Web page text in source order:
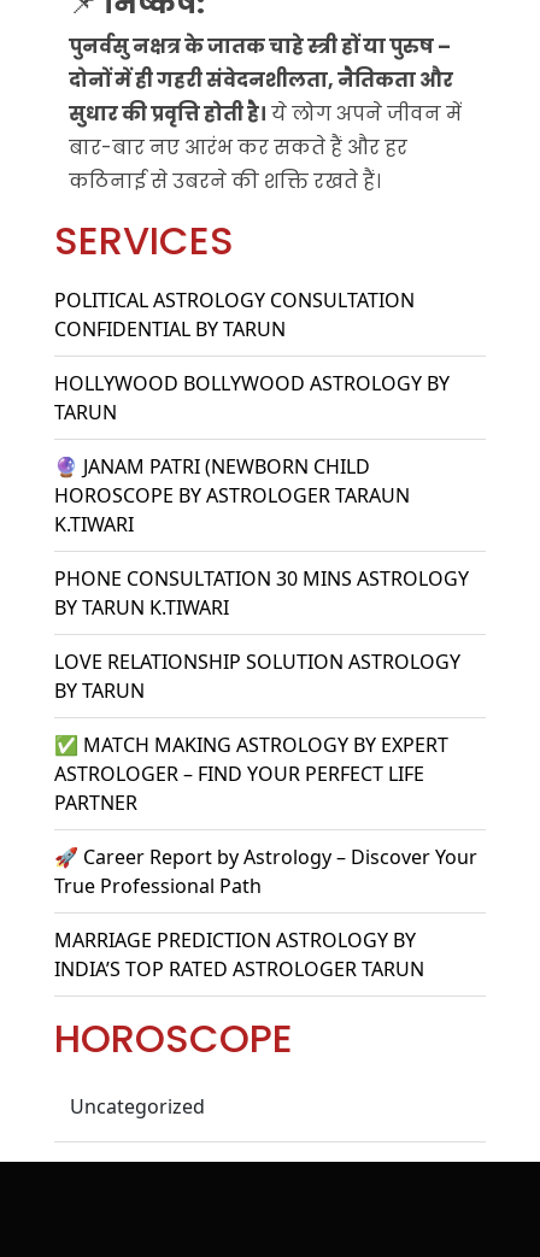
पुनर्वसु नक्षत्र के जातक चाहे स्त्री हों या पुरुष –
दोनों में ही गहरी संवेदनशीलता, नैतिकता और
सुधार की प्रवृत्ति होती है। ये लोग अपने जीवन में
बार-बार नए आरंभ कर सकते हैं और हर
कठिनाई से उबरने की शक्ति रखते हैं।
SERVICES
POLITICAL ASTROLOGY CONSULTATION
CONFIDENTIAL BY TARUN
HOLLYWOOD BOLLYWOOD ASTROLOGY BY
TARUN
🔮 JANAM PATRI (NEWBORN CHILD
HOROSCOPE BY ASTROLOGER TARAUN
K.TIWARI
PHONE CONSULTATION 30 MINS ASTROLOGY
BY TARUN K.TIWARI
LOVE RELATIONSHIP SOLUTION ASTROLOGY
BY TARUN
✅ MATCH MAKING ASTROLOGY BY EXPERT
ASTROLOGER – FIND YOUR PERFECT LIFE
PARTNER
🚀 Career Report by Astrology – Discover Your
True Professional Path
MARRIAGE PREDICTION ASTROLOGY BY
INDIA’S TOP RATED ASTROLOGER TARUN
HOROSCOPE
Uncategorized